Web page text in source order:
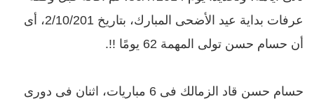
عرفات بداية عيد الأضحى المبارك، بتاريخ 2/10/201، أى
أن حسام حسن تولى المهمة 62 يومًا !!.
حسام حسن قاد الزمالك فى 6 مباريات، اثنان فى دورى